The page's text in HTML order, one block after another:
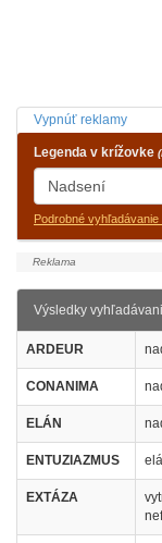
Vypnúť reklamy
Legenda v krížovke
Podrobné vyhľadávanie
Výsledky
ARDEUR
CONANIMA
ELÁN
ENTUZIAZMUS
EXTÁZA